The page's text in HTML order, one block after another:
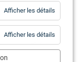
Afficher les détails
Afficher les détails